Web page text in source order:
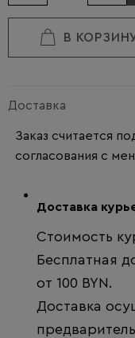
В
Доставка
Заказ считается
согласования с
Доставка
Стоимость
Бесплатная
от 100 BYN.
Доставка